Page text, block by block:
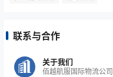
联系与合作
关于我们
佰越航服国际物流公